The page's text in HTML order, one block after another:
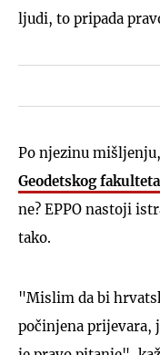
ljudi, to pripada
Po njezinu
Geodetskog fakulteta
ne? EPPO nastoji
tako.
"Mislim da bi
počinjena prijevara,